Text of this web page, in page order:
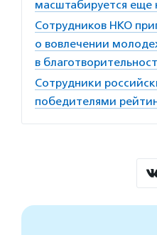
масштабируется еще
Сотрудников НКО
о вовлечении
в
Сотрудники
победителями